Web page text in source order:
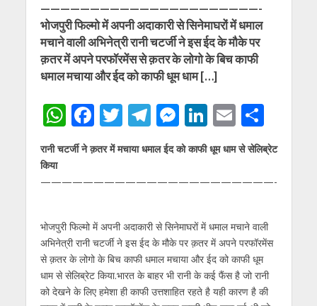
——————————————————————-
भोजपुरी फिल्मो में अपनी अदाकारी से सिनेमाघरों में धमाल
मचाने वाली अभिनेत्री रानी चटर्जी ने इस ईद के मौके पर
क़तर में अपने परफॉरमेंस से क़तर के लोगो के बिच काफी
धमाल मचाया और ईद को काफी धूम धाम […]
W
h
at
s
p
p
F
ac
e
b
o
k
T
w
itt
er
T
el
e
gr
m
M
e
ss
e
g
er
Li
n
k
e
n
E
m
ai
l
S
h
ar
e
रानी चटर्जी ने क़तर में मचाया धमाल ईद को काफी धूम धाम से सेलिब्रेट
किया
——————————————————————-
भोजपुरी फिल्मो में अपनी अदाकारी से सिनेमाघरों में धमाल मचाने वाली
अभिनेत्री रानी चटर्जी ने इस ईद के मौके पर क़तर में अपने परफॉरमेंस
से क़तर के लोगो के बिच काफी धमाल मचाया और ईद को काफी धूम
धाम से सेलिब्रेट किया.भारत के बाहर भी रानी के कई फैंस है जो रानी
को देखने के लिए हमेशा ही काफी उत्तशाहित रहते है यही कारण है की